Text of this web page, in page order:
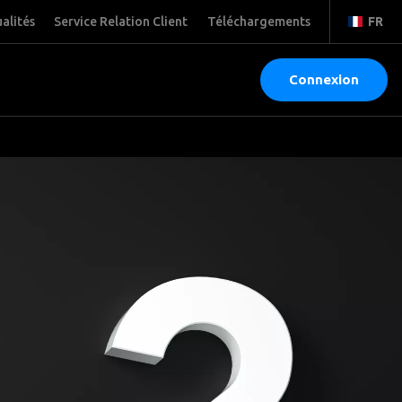
Service Relation Client Téléchargements FR
Connexion